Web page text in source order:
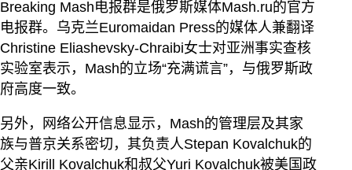
Breaking Mash电报群是俄罗斯媒体Mash.ru的官方
电报群。乌克兰Euromaidan Press的媒体人兼翻译
Christine Eliashevsky-Chraibi女士对亚洲事实查核
实验室表示，Mash的立场“充满谎言”，与俄罗斯政
府高度一致。
另外，网络公开信息显示，Mash的管理层及其家
族与普京关系密切，其负责人Stepan Kovalchuk的
父亲Kirill Kovalchuk和叔父Yuri Kovalchuk被美国政